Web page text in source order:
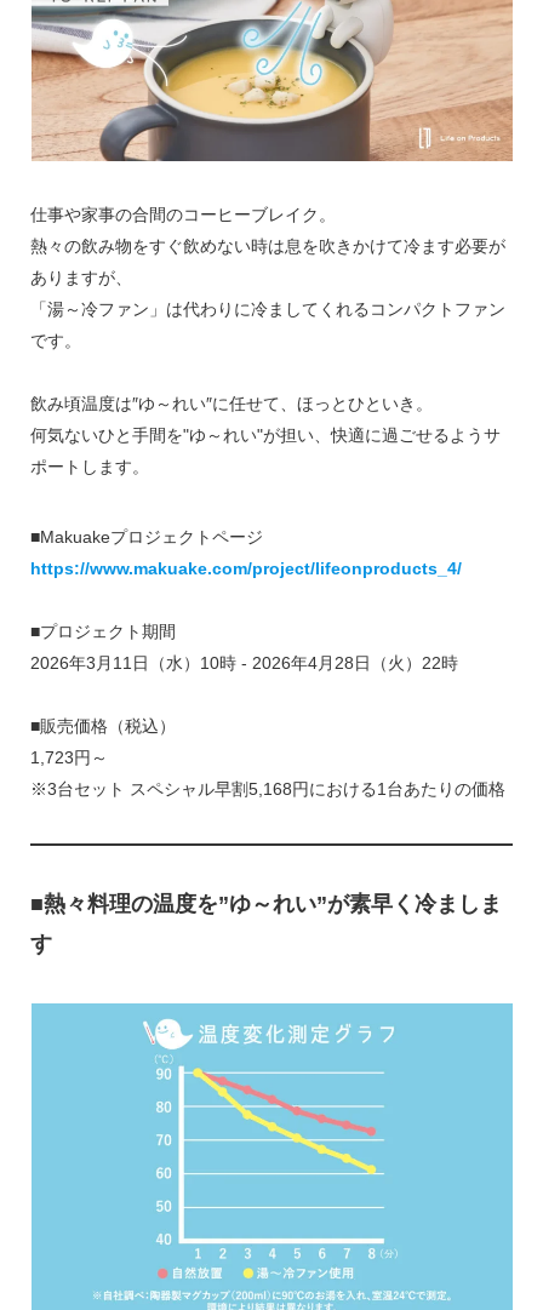
仕事や家事の合間のコーヒーブレイク。
熱々の飲み物をすぐ飲めない時は息を吹きかけて冷ます必要が
ありますが、
「湯～冷ファン」は代わりに冷ましてくれるコンパクトファン
です。
飲み頃温度は″ゆ～れい″に任せて、ほっとひといき。
何気ないひと手間を"ゆ～れい"が担い、快適に過ごせるようサ
ポートします。
■Makuakeプロジェクトページ
https://www.makuake.com/project/lifeonproducts_4/
■プロジェクト期間
2026年3月11日（水）10時 - 2026年4月28日（火）22時
■販売価格（税込）
1,723円～
※3台セット スペシャル早割5,168円における1台あたりの価格
■熱々料理の温度を”ゆ～れい”が素早く冷ましま
す